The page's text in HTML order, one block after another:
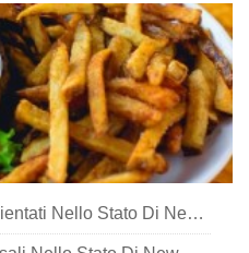
11 Dei Migliori Libri Ambientati Nello Stato Di New York